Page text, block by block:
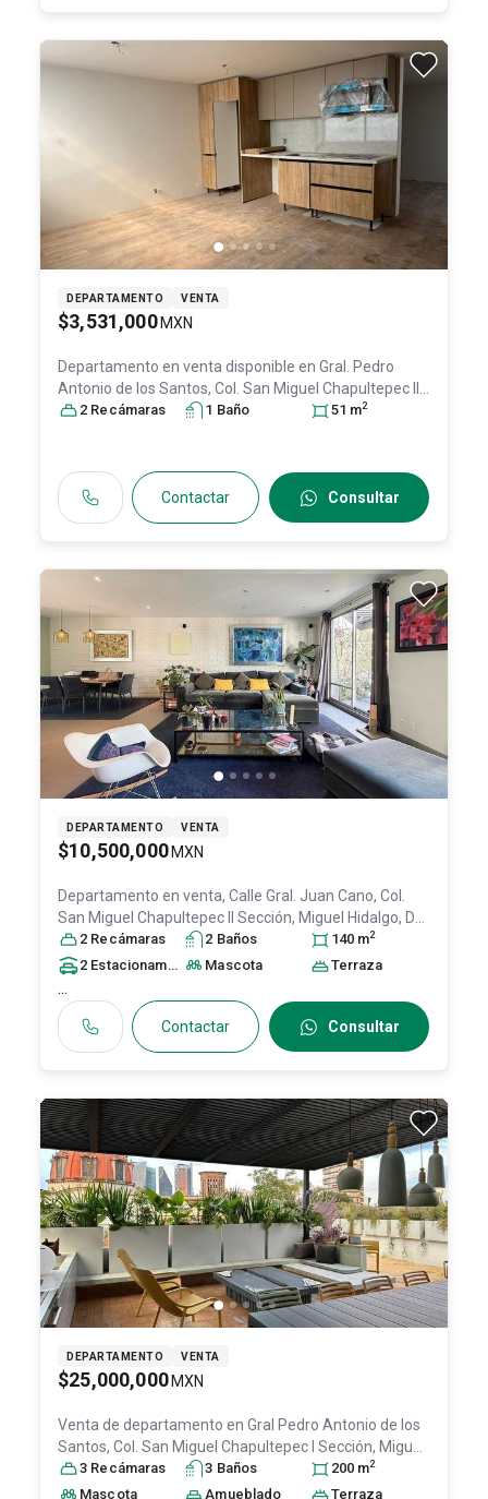
DEPARTAMENTO VENTA
$3,531,000 MXN
Departamento en venta disponible en Gral. Pedro
Antonio de los Santos, Col. San Miguel Chapultepec II
Sección,Miguel Hidalgo, DF / CDMX , México, C.P.
2 Recámaras 1 Baño 51 m2
Contactar Consultar
DEPARTAMENTO VENTA
$10,500,000 MXN
Departamento en venta, Calle Gral. Juan Cano, Col.
San Miguel Chapultepec II Sección, Miguel Hidalgo, DF
/ CDMX, México , C.P. 11850, ID: 31531532
2 Recámaras 2 Baños 140 m2
2 Estacionamiento sMascota Terraza
...
Contactar Consultar
DEPARTAMENTO VENTA
$25,000,000 MXN
Venta de departamento en Gral Pedro Antonio de los
Santos, Col. San Miguel Chapultepec I Sección, Miguel
Hidalgo, DF / CDMX, México, C.P. 11850, ID:30521048
3 Recámaras 3 Baños 200 m2
Mascota Amueblado Terraza